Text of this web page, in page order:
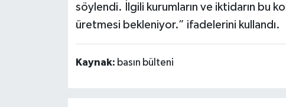
söylendi. İlgili kurumların ve iktidarın bu
üretmesi bekleniyor.” ifadelerini kullandı.
Kaynak: basın bülteni